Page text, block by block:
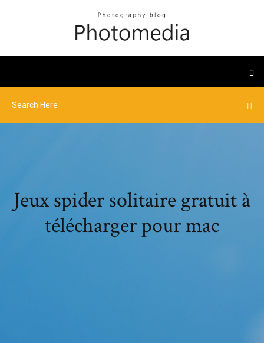
Jeux spider solitaire gratuit à
télécharger pour mac